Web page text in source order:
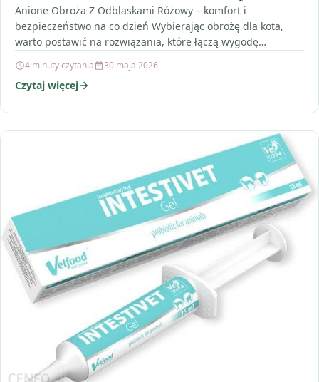
Anione Obroża Z Odblaskami Różowy – komfort i
bezpieczeństwo na co dzień Wybierając obrożę dla kota,
warto postawić na rozwiązania, które łączą wygodę
4 minuty czytania 30 maja 2026
Czytaj więcej